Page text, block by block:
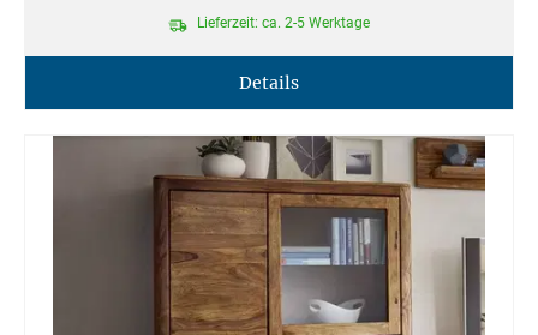
Lieferzeit: ca. 2-5 Werktage
Details